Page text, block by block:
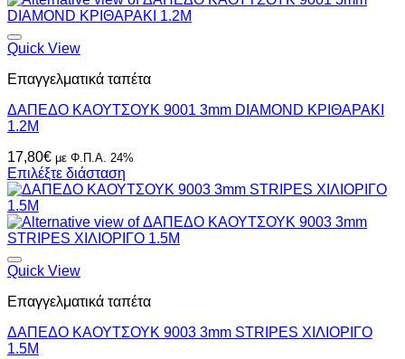
Quick View
Επαγγελματικά ταπέτα
ΔΑΠΕΔΟ ΚΑΟΥΤΣΟΥΚ 9001 3mm DIAMOND ΚΡΙΘΑΡΑΚΙ
1.2Μ
17,80€ με Φ.Π.Α. 24%
Επιλέξτε διάσταση
Quick View
Επαγγελματικά ταπέτα
ΔΑΠΕΔΟ ΚΑΟΥΤΣΟΥΚ 9003 3mm STRIPES ΧΙΛΙΟΡΙΓΟ
1.5Μ